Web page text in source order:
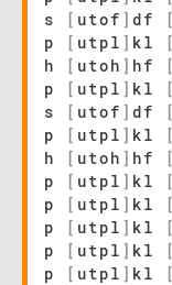
s
[ utof ] df [
p
[ utpl ] kl [
h
[ utoh ] hf [
p
[ utpl ] kl [
s
[ utof ] df [
p
[ utpl ] kl [
h
[ utoh ] hf [
p
[ utpl ] kl [
p
[ utpl ] kl [
p
[ utpl ] kl [
p
[ utpl ] kl [
p
[ utpl ] kl [